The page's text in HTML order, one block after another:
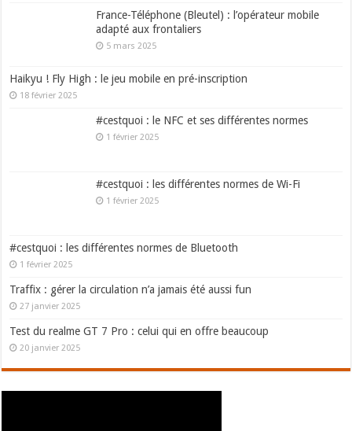
France-Téléphone (Bleutel) : l’opérateur mobile
adapté aux frontaliers
5 mars 2025
Haikyu ! Fly High : le jeu mobile en pré-inscription
18 février 2025
#cestquoi : le NFC et ses différentes normes
1 février 2025
#cestquoi : les différentes normes de Wi-Fi
1 février 2025
#cestquoi : les différentes normes de Bluetooth
1 février 2025
Traffix : gérer la circulation n’a jamais été aussi fun
27 janvier 2025
Test du realme GT 7 Pro : celui qui en offre beaucoup
20 janvier 2025